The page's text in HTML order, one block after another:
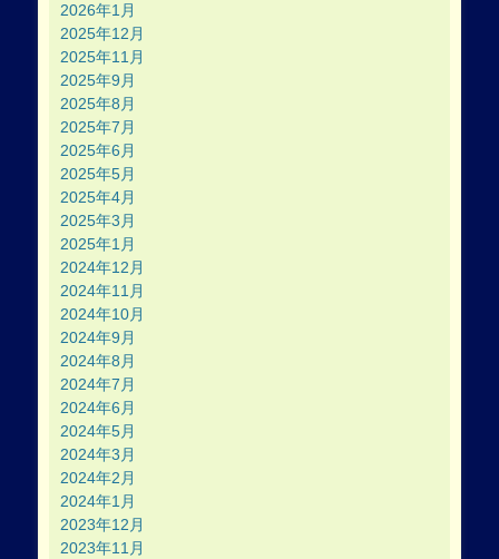
2026年1月
2025年12月
2025年11月
2025年9月
2025年8月
2025年7月
2025年6月
2025年5月
2025年4月
2025年3月
2025年1月
2024年12月
2024年11月
2024年10月
2024年9月
2024年8月
2024年7月
2024年6月
2024年5月
2024年3月
2024年2月
2024年1月
2023年12月
2023年11月